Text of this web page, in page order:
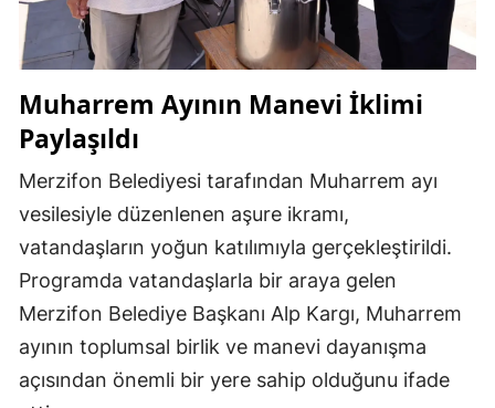
Muharrem Ayının Manevi İklimi
Paylaşıldı
Merzifon Belediyesi tarafından Muharrem ayı
vesilesiyle düzenlenen aşure ikramı,
vatandaşların yoğun katılımıyla gerçekleştirildi.
Programda vatandaşlarla bir araya gelen
Merzifon Belediye Başkanı Alp Kargı, Muharrem
ayının toplumsal birlik ve manevi dayanışma
açısından önemli bir yere sahip olduğunu ifade